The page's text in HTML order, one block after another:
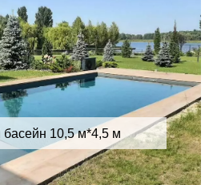
басейн 10,5 м*4,5 м